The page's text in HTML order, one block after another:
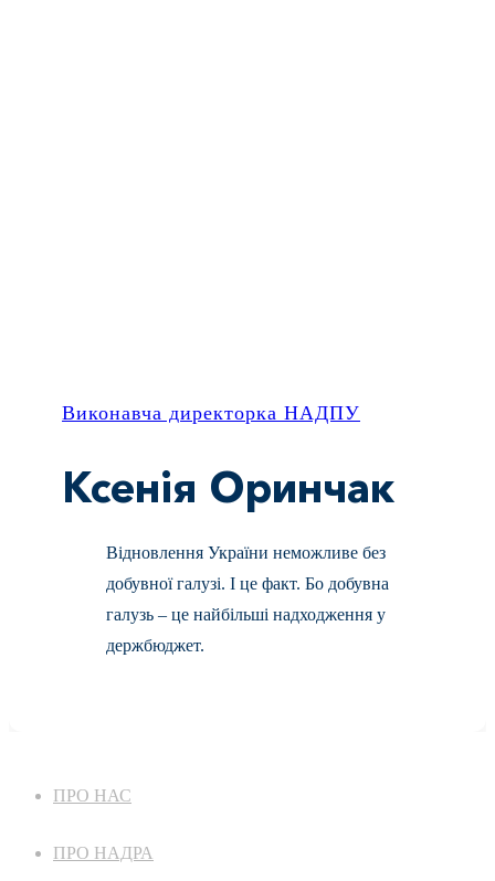
Виконавча директорка НАДПУ
Ксенія Оринчак
Відновлення України неможливе без
добувної галузі. І це факт. Бо добувна
галузь – це найбільші надходження у
держбюджет.
ПРО НАС
ПРО НАДРА